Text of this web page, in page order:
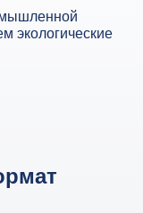
экологические